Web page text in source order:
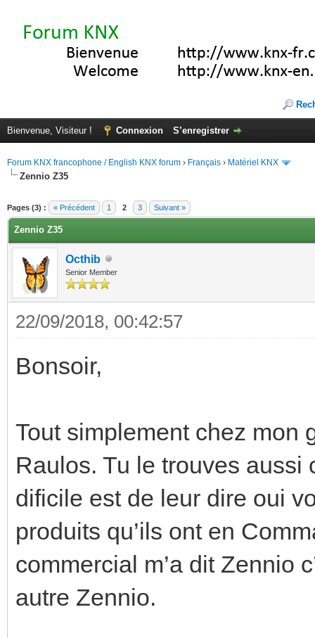
Bienvenue, Visiteur ! Connexion S’enregistrer
Forum KNX francophone / English KNX forum › Français › Matériel KNX
Zennio Z35
Pages (3) : « Précédent 1 2 3 Suivant »
Zennio Z35
Octhib
Senior Member
22/09/2018, 00:42:57
Bonsoir,
Tout simplement chez mon
Raulos. Tu le trouves
dificile est de leur dire oui
produits qu’ils ont en
commercial m’a dit Zennio
autre Zennio.